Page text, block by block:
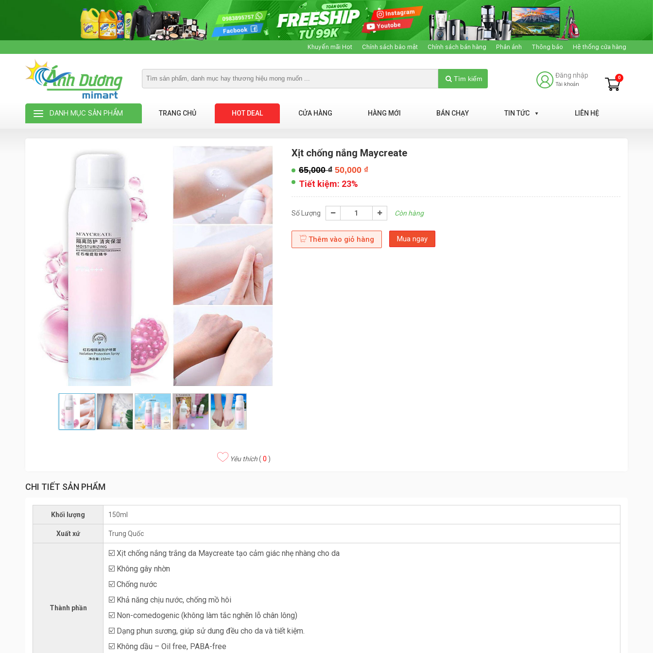
Khuyến mãi Hot Chính sách bảo mật Chính sách bán hàng Phản ánh Thông báo Hệ thống cửa hàng
Tìm kiếm Đăng nhập
Tài khoản
0
DANH MỤC SẢN PHẨM TRANG CHỦ HOT DEAL CỬA HÀNG HÀNG MỚI BÁN CHẠY TIN TỨC LIÊN HỆ
Yêu thích(0 )
Xịt chống nắng Maycreate
65,000₫50,000 ₫
Tiết kiệm: 23%
Số Lượng Còn hàng
Thêm vào giỏ hàng Mua ngay
CHI TIẾT SẢN PHẨM
Khối lượng 150ml
Xuất xứ Trung Quốc
Thành phần
☑️ Xịt chống nắng trắng da Maycreate tạo cảm giác nhẹ nhàng cho da
☑️ Không gây nhờn
☑️ Chống nước
☑️ Khả năng chịu nước, chống mồ hôi
☑️ Non-comedogenic (không làm tắc nghẽn lỗ chân lông)
☑️ Dạng phun sương, giúp sử dung đều cho da và tiết kiệm.
☑️ Không dầu – Oil free, PABA-free